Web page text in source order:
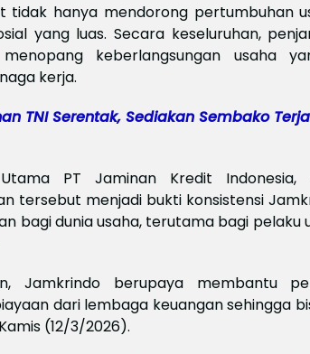
tidak hanya mendorong pertumbuhan
yang luas. Secara keseluruhan,
keberlangsungan usaha
kerja.
TNI Serentak, Sediakan Sembako
PT Jaminan Kredit Indonesia,
tersebut menjadi bukti konsistensi
bagi dunia usaha, terutama bagi pelaku
Jamkrindo berupaya membantu
dari lembaga keuangan sehingga
(12/3/2026).